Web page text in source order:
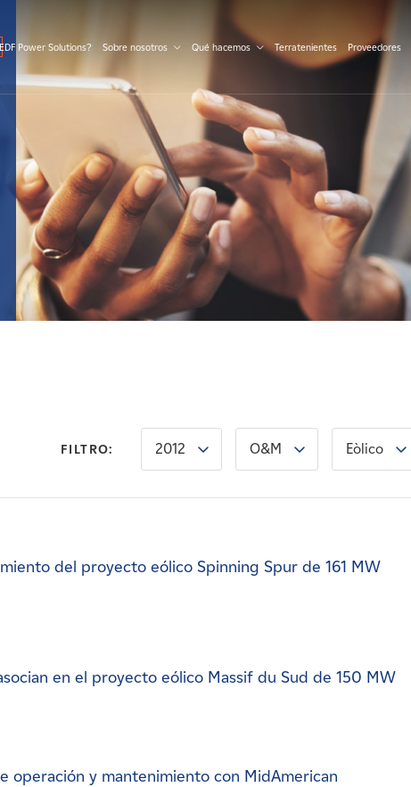
Power Solutions? Sobre nosotros Qué hacemos Terratenientes Proveedores
FILTRO: 2012 O&M Eòlico
del proyecto eólico Spinning Spur de 161 MW
en el proyecto eólico Massif du Sud de 150 MW
operación y mantenimiento con MidAmerican